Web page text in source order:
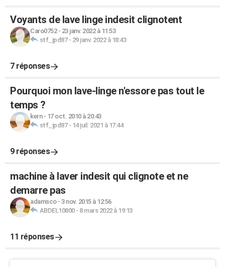
Voyants de lave linge indesit clignotent
Caro0752- 23 janv. 2022 à 11:53
stf_jpd87- 29 janv. 2022 à 18:43
7 réponses
Pourquoi mon lave-linge n'essore pas tout le
temps ?
kern- 17 oct. 2010 à 20:43
stf_jpd87- 14 juil. 2021 à 17:44
9 réponses
machine à laver indesit qui clignote et ne
demarre pas
adamsco- 3 nov. 2015 à 12:56
ABDEL10800- 8 mars 2022 à 19:13
11 réponses